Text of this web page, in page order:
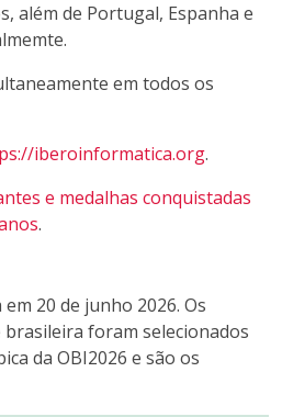
além de Portugal, Espanha e
em todos os
iberoinformatica.org.
e medalhas conquistadas
.
20 de junho 2026. Os
foram selecionados
da OBI2026 e são os